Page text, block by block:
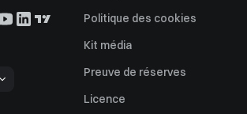
Politique des cookies
Kit média
Preuve de réserves
Licence